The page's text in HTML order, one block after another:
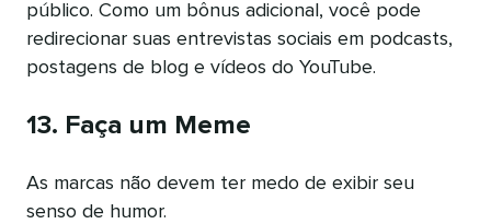
público. Como um bônus adicional, você pode
redirecionar suas entrevistas sociais em podcasts,
postagens de blog e vídeos do YouTube.
13. Faça um Meme
As marcas não devem ter medo de exibir seu
senso de humor.